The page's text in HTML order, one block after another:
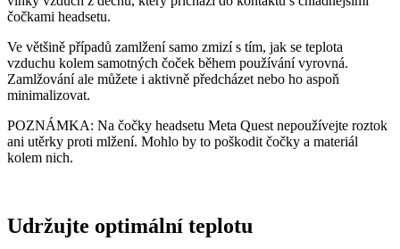
čočkami headsetu.
Ve většině případů zamlžení samo zmizí s tím, jak se teplota
vzduchu kolem samotných čoček během používání vyrovná.
Zamlžování ale můžete i aktivně předcházet nebo ho aspoň
minimalizovat.
POZNÁMKA: Na čočky headsetu Meta Quest nepoužívejte roztok
ani utěrky proti mlžení. Mohlo by to poškodit čočky a materiál
kolem nich.
Udržujte optimální teplotu